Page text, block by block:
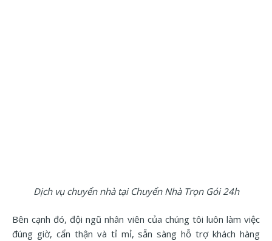
Dịch vụ chuyển nhà tại Chuyển Nhà Trọn Gói 24h
Bên cạnh đó, đội ngũ nhân viên của chúng tôi luôn làm việc
đúng giờ, cẩn thận và tỉ mỉ, sẵn sàng hỗ trợ khách hàng